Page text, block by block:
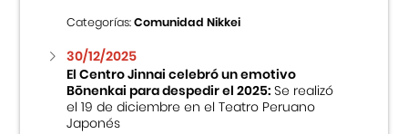
Categorías:Comunidad Nikkei
30/12/2025
El Centro Jinnai celebró un emotivo
Bōnenkai para despedir el 2025:Se realizó
el 19 de diciembre en el Teatro Peruano
Japonés